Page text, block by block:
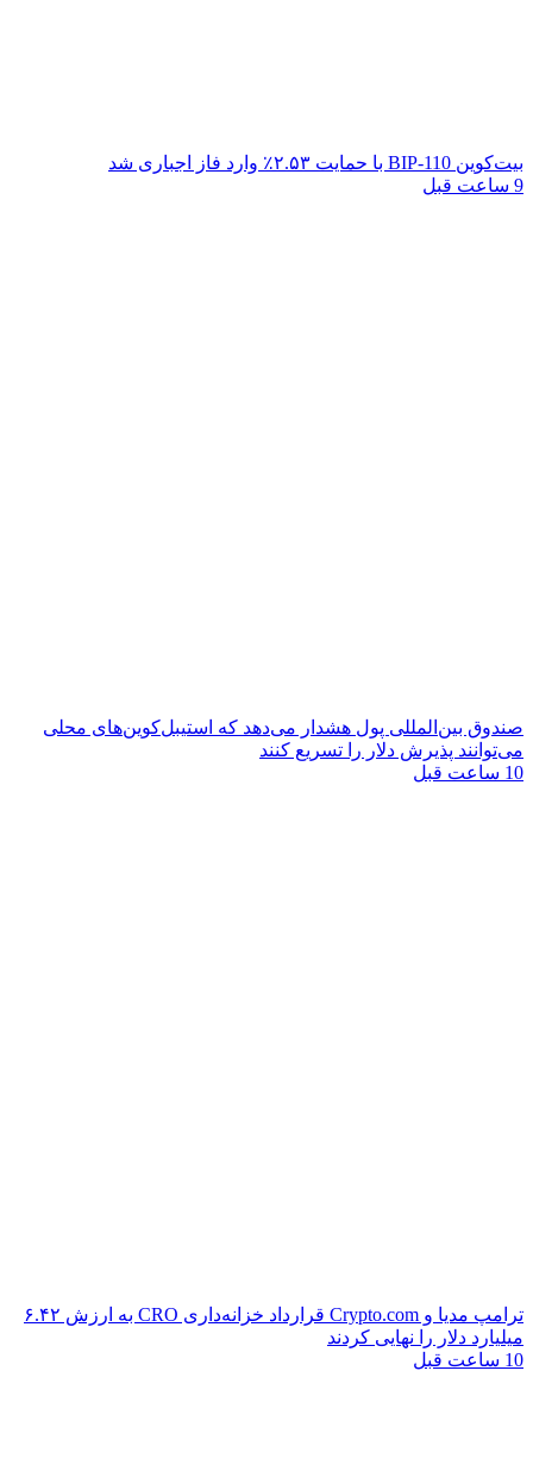
بیت‌کوین BIP-110 با حمایت ۲.۵۳٪ وارد فاز اجباری شد
9 ساعت قبل
صندوق بین‌المللی پول هشدار می‌دهد که استیبل‌کوین‌های محلی
می‌توانند پذیرش دلار را تسریع کنند
10 ساعت قبل
ترامپ مدیا و Crypto.com قرارداد خزانه‌داری CRO به ارزش ۶.۴۲
میلیارد دلار را نهایی کردند
10 ساعت قبل